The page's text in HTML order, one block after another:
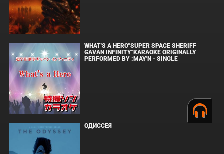
WHAT'S A HERO"SUPER SPACE SHERIFF
GAVAN INFINITY"KARAOKE ORIGINALLY
PERFORMED BY :MAY'N - SINGLE
ОДИССЕЯ